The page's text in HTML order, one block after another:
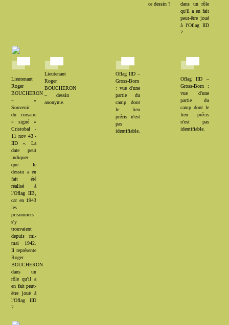
ce dessin ?
dans un rôle
qu'il a en fait
peut-être joué
à l'Oflag IID
?
Lieutenant
Roger
BOUCHERON
– «
Souvenir
du corsaire
» signé «
Cristobal -
11 nov 43 -
IID ». La
date peut
indiquer
que le
dessin a en
fait été
réalisé à
l'Oflag IIB,
car en 1943
les
prisonniers
s'y
trouvaient
depuis mi-
mai 1942.
Il représente
Roger
BOUCHERON
dans un
rôle qu'il a
en fait peut-
être joué à
l'Oflag IID
?
Lieutenant
Roger
BOUCHERON
– dessin
anonyme.
Oflag IID –
Gross-Born
: vue d'une
partie du
camp dont
le lieu
précis n'est
pas
identifiable.
Oflag IID –
Gross-Born :
vue d'une
partie du
camp dont le
lieu précis
n'est pas
identifiable.